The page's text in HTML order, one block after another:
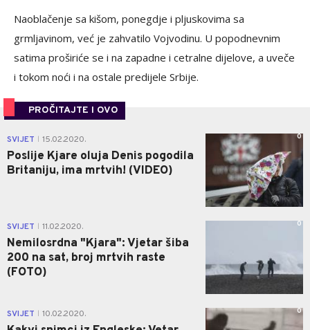
Naoblačenje sa kišom, ponegdje i pljuskovima sa
grmljavinom, već je zahvatilo Vojvodinu. U popodnevnim
satima proširiće se i na zapadne i cetralne dijelove, a uveče
i tokom noći i na ostale predijele Srbije.
PROČITAJTE I OVO
SVIJET 15.02.2020.
Poslije Kjare oluja Denis pogodila
Britaniju, ima mrtvih! (VIDEO)
0
SVIJET 11.02.2020.
Nemilosrdna "Kjara": Vjetar šiba
200 na sat, broj mrtvih raste
(FOTO)
0
SVIJET 10.02.2020. 0